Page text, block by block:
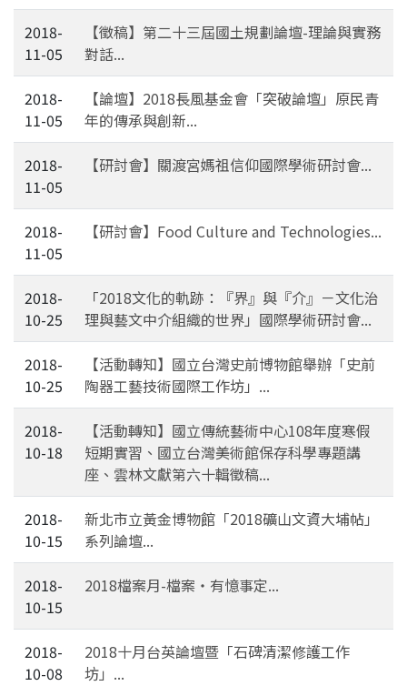
2018-
11-05
【徵稿】第二十三屆國土規劃論壇-理論與實務
對話...
2018-
11-05
【論壇】2018長風基金會「突破論壇」原民青
年的傳承與創新...
2018-
11-05
【研討會】關渡宮媽祖信仰國際學術研討會...
2018-
11-05
【研討會】Food Culture and Technologies...
2018-
10-25
「2018文化的軌跡：『界』與『介』－文化治
理與藝文中介組織的世界」國際學術研討會...
2018-
10-25
【活動轉知】國立台灣史前博物館舉辦「史前
陶器工藝技術國際工作坊」...
2018-
10-18
【活動轉知】國立傳統藝術中心108年度寒假
短期實習、國立台灣美術館保存科學專題講
座、雲林文獻第六十輯徵稿...
2018-
10-15
新北市立黃金博物館「2018礦山文資大埔帖」
系列論壇...
2018-
10-15
2018檔案月-檔案‧有憶事定...
2018-
10-08
2018十月台英論壇暨「石碑清潔修護工作
坊」...